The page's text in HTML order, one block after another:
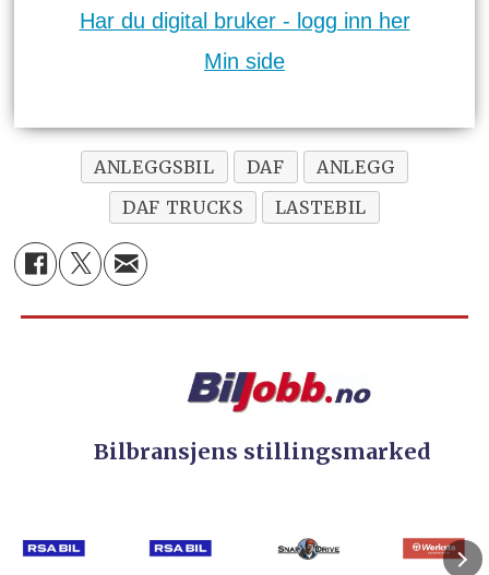
Har du digital bruker - logg inn her
Min side
ANLEGGSBIL DAF
ANLEGG
DAF TRUCKS
LASTEBIL
Bilbransjens stillingsmarked